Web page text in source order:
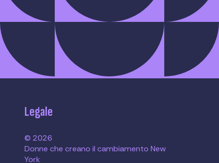
Legale
© 2026
Donne che creano il cambiamento New
York